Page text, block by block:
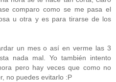
comparo como se me pasa el
u otra y es para tirarse de los
un mes o así en verme las 3
nada mal. Yo también intento
pero hay veces que como no
no puedes evitarlo :P